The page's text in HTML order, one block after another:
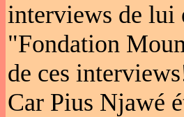
interviews de lui
"Fondation
de ces
Car Pius Njawé